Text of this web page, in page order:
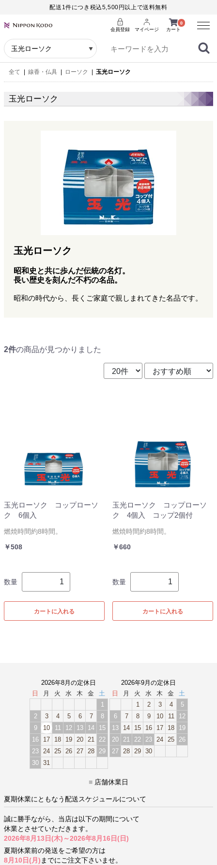
配送1件につき税込5,500円以上で送料無料
0
カート
会員登録 マイページ
Menu
全て 線香・仏具 ローソク 玉光ローソク
玉光ローソク
玉光ローソク
昭和史と共に歩んだ伝統の名灯。
長い歴史を刻んだ不朽の名品。
昭和の時代から、長くご家庭で親しまれてきた名品です。
2件の商品が見つかりました
玉光ローソク コップローソ
ク 6個入
燃焼時間約8時間。
￥508
数量
カートに入れる
玉光ローソク コップローソ
ク 4個入 コップ2個付
燃焼時間約8時間。
￥660
数量
カートに入れる
2026年8月の定休日
日
月 火 水 木 金
土
1
2
3 4 5 6 7
8
9
10 11 12 13 14
15
16
17 18 19 20 21
22
23 24 25 26 27 28
29
30 31
2026年9月の定休日
日
月 火 水 木 金
土
1
2 3 4
5
6
7 8 9 10 11
12
13
14 15 16 17 18
19
20
21 22 23 24 25
26
27 28 29 30
■ 店舗休業日
夏期休業にともなう配送スケジュールについて
誠に勝手ながら、当店は以下の期間について
休業とさせていただきます。
2026年8月13日(木)～2026年8月16日(日)
夏期休業前の発送をご希望の方は
8月10日(月) までにご注文下さいませ。